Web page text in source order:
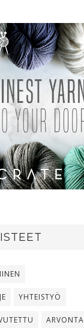
YHTEISTYÖ
ARVONTA